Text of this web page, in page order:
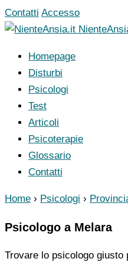
Vai
al
Contatti Accesso
Homepage
Disturbi
Psicologi
Test
Articoli
Psicoterapie
Glossario
Contatti
Home › Psicologi ›
Psicologo a Melara
Trovare lo psicologo